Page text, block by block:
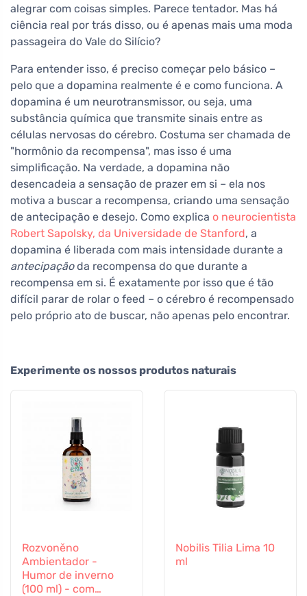
alegrar com coisas simples. Parece tentador. Mas há
ciência real por trás disso, ou é apenas mais uma moda
passageira do Vale do Silício?
Para entender isso, é preciso começar pelo básico –
pelo que a dopamina realmente é e como funciona. A
dopamina é um neurotransmissor, ou seja, uma
substância química que transmite sinais entre as
células nervosas do cérebro. Costuma ser chamada de
"hormônio da recompensa", mas isso é uma
simplificação. Na verdade, a dopamina não
desencadeia a sensação de prazer em si – ela nos
motiva a buscar a recompensa, criando uma sensação
de antecipação e desejo. Como explica o neurocientista
Robert Sapolsky, da Universidade de Stanford, a
dopamina é liberada com mais intensidade durante a
antecipaçãoda recompensa do que durante a
recompensa em si. É exatamente por isso que é tão
difícil parar de rolar o feed – o cérebro é recompensado
pelo próprio ato de buscar, não apenas pelo encontrar.
Experimente os nossos produtos naturais
Rozvoněno
Ambientador -
Humor de inverno
(100 ml) - com
Nobilis Tilia Lima 10
ml